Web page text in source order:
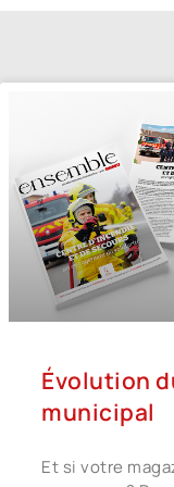
Évolution
municipal
Et si votre